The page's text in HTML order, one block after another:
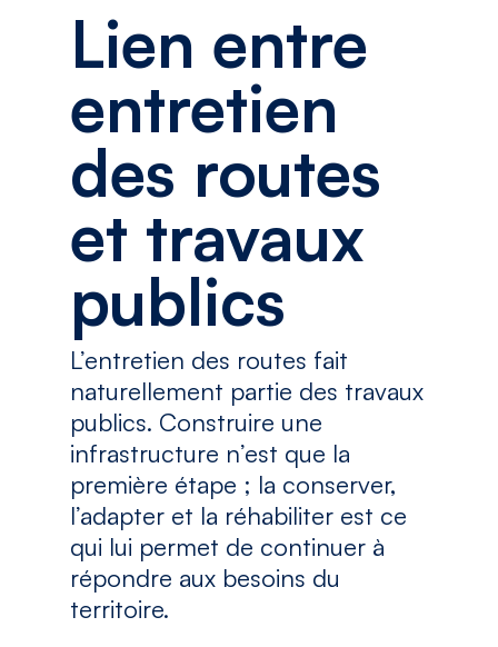
Lien entre
entretien
des routes
et travaux
publics
L’entretien des routes fait
naturellement partie des travaux
publics. Construire une
infrastructure n’est que la
première étape ; la conserver,
l’adapter et la réhabiliter est ce
qui lui permet de continuer à
répondre aux besoins du
territoire.